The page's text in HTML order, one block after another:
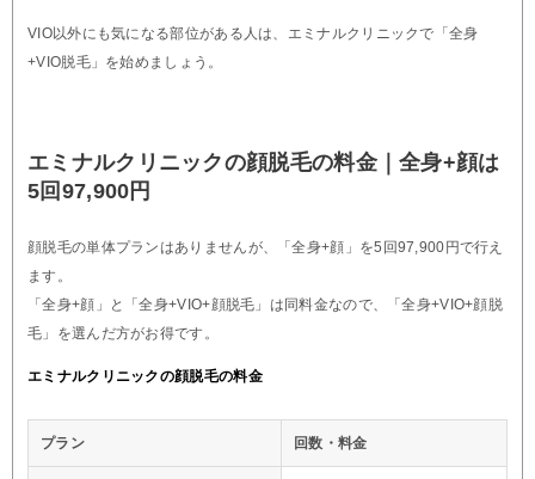
VIO以外にも気になる部位がある人は、エミナルクリニックで「全身
+VIO脱毛」を始めましょう。
エミナルクリニックの顔脱毛の料金｜全身+顔は
5回97,900円
顔脱毛の単体プランはありませんが、「全身+顔」を5回97,900円で行え
ます。
「全身+顔」と「全身+VIO+顔脱毛」は同料金なので、「全身+VIO+顔脱
毛」を選んだ方がお得です。
エミナルクリニックの顔脱毛の料金
プラン 回数・料金